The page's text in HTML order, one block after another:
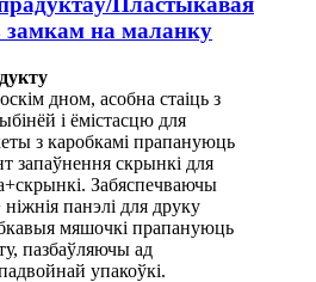
замкам на маланку
дном, асобна стаіць з
і ёмістасцю для
з каробкамі прапануюць
запаўнення скрынкі для
Забяспечваючы
панэлі для друку
мяшочкі прапануюць
пазбаўляючы ад
упакоўкі.